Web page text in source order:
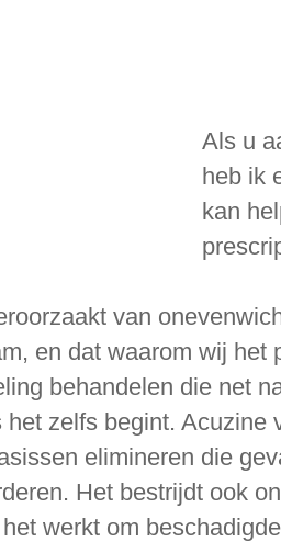
Als u
heb ik
kan
van
en dat waarom wij het
behandelen die net
het zelfs begint. Acuzine
elimineren die
Het bestrijdt ook
werkt om